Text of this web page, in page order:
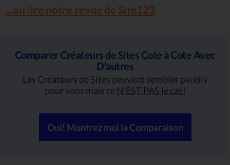
...ou lire notre revue de Site123
Comparer Créateurs de Sites Cote à Cote Avec
D'autres
Les Créateurs de Sites peuvent sembler pareils
pour vous mais ce N'EST PAS le cas!
Oui! Montrez moi la Comparaison